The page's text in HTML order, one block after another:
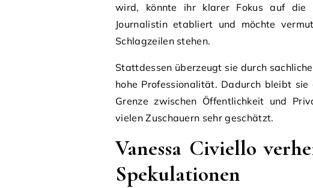
wird, könnte ihr klarer Fokus auf die
Journalistin etabliert und möchte
Schlagzeilen stehen.
Stattdessen überzeugt sie durch
hohe Professionalität. Dadurch bleibt
Grenze zwischen Öffentlichkeit und
vielen Zuschauern sehr geschätzt.
Vanessa Civiello
Spekulationen